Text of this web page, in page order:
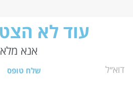
עוד לא
אנא
שלח טופס